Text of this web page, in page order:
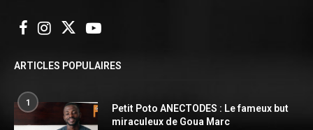
ARTICLES POPULAIRES
1
Petit Poto ANECTODES : Le fameux but
miraculeux de Goua Marc